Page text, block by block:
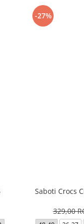
-27%
Saboti Crocs
329,00